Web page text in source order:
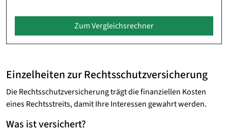
Zum Vergleichsrechner
Einzelheiten zur Rechtsschutzversicherung
Die Rechtsschutzversicherung trägt die finanziellen Kosten
eines Rechtsstreits, damit Ihre Interessen gewahrt werden.
Was ist versichert?